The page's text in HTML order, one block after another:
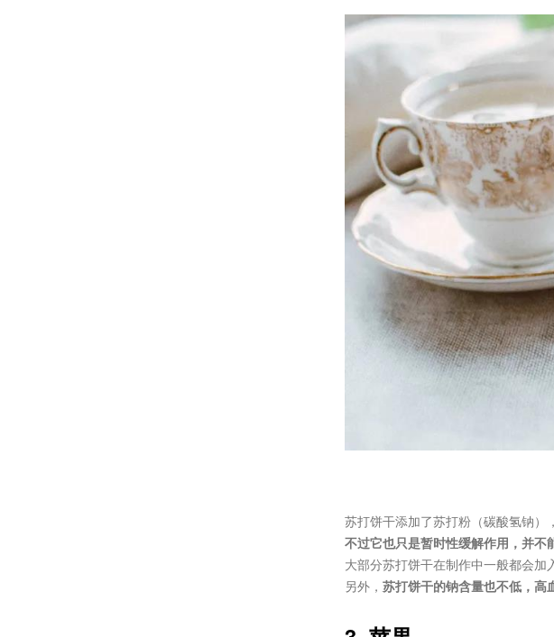
苏打饼干添加了苏打粉（碳酸氢钠）
不过它也只是暂时性缓解作用，并不
大部分苏打饼干在制作中一般都会加
另外， 苏打饼干的钠含量也不低，高